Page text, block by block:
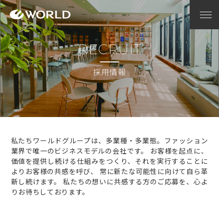
RECRUIT
採用情報
私たちワールドグループは、多業種・多業態。ファッション
業界で唯一のビジネスモデルの会社です。
お客様を起点に、
価値を提供し続ける仕組みをつくり、それを実行することに
よりお客様の共感を呼び、
常に新たな可能性に向けて自ら革
新し続けます。
私たちの想いに共感する方のご応募を、心よ
りお待ちしております。